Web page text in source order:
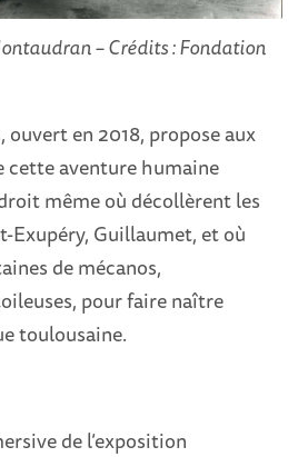
– Crédits : Fondation
ouvert en 2018, propose aux
cette aventure humaine
même où décollèrent les
Exupéry, Guillaumet, et où
de mécanos,
pour faire naître
toulousaine.
de l’exposition